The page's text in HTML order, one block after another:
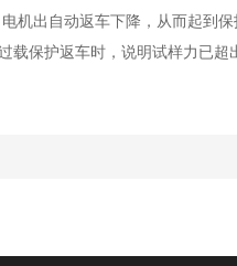
出自动返车下降，从而起到保
保护返车时，说明试样力已超